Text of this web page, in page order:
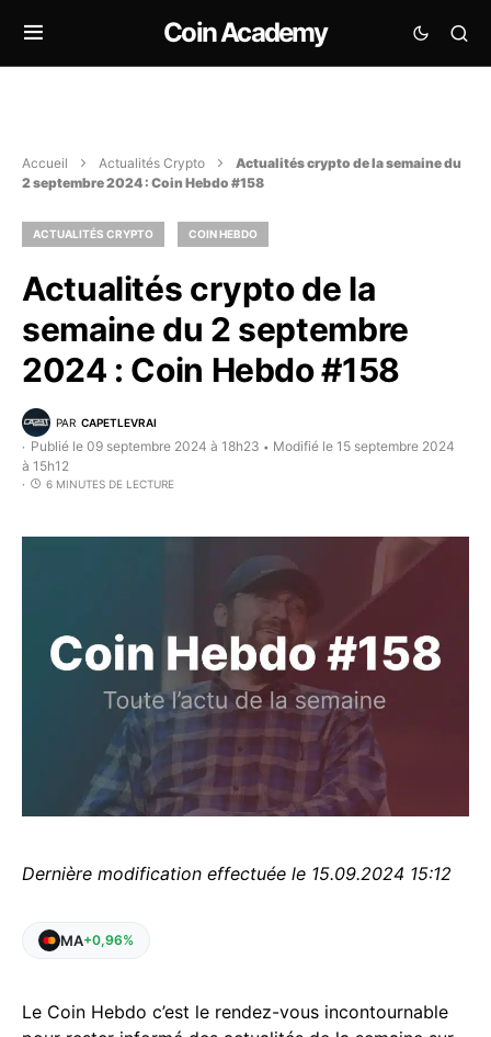
Coin Academy
Accueil Actualités Crypto
Actualités crypto de la semaine du
2 septembre 2024 : Coin Hebdo #158
ACTUALITÉS CRYPTO COIN HEBDO
Actualités crypto de la
semaine du 2 septembre
2024 : Coin Hebdo #158
PAR CAPETLEVRAI
Publié le 09 septembre 2024 à 18h23 • Modifié le 15 septembre 2024
à 15h12
6 MINUTES DE LECTURE
Dernière modification effectuée le 15.09.2024 15:12
MA+0,96%
Le Coin Hebdo c’est le rendez-vous incontournable